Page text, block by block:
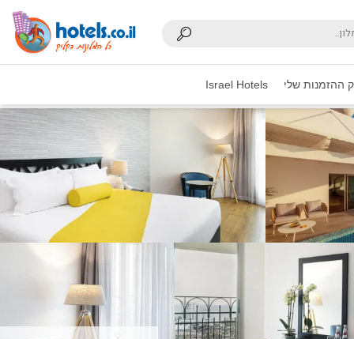
ההזמנות שלי Israel Hotels